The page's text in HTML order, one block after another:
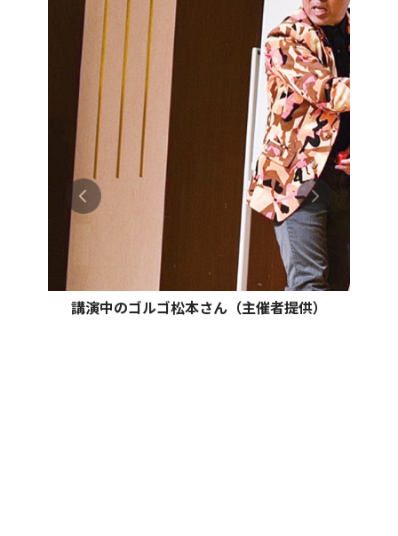
講演中のゴルゴ松本さん（主催者提供）